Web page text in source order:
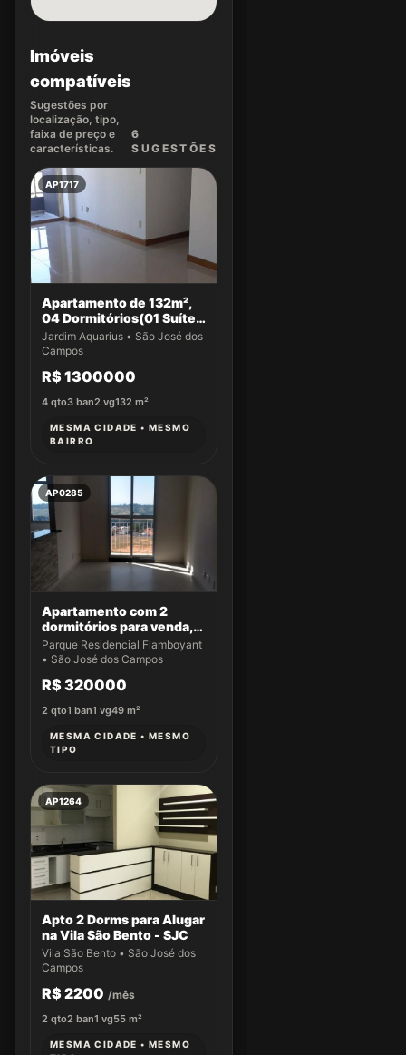
Imóveis
compatíveis
Sugestões por
localização, tipo,
faixa de preço e
características.
6
SUGEST ÕES
AP1717
Apartamento de 132m²,
04 Dormitórios(01 Suíte)
a venda no Jardim
Aquarius
Jardim Aquarius • São José dos
Campos
R$ 1300000
4 qto3 ban2 vg132 m²
MESMA CIDADE • MESMO
BAIRRO
AP0285
Apartamento com 2
dormitórios para venda,
49 m² por R$ 320.000,00
- Parque Residencial
dos Campos/SP
Parque Residencial Flamboyant
• São José dos Campos
R$ 320000
2 qto1 ban1 vg49 m²
MESMA CIDADE • MESMO
TIPO
AP1264
Apto 2 Dorms para Alugar
na Vila São Bento - SJC
Vila São Bento • São José dos
Campos
R$ 2200 /mês
2 qto2 ban1 vg55 m²
MESMA CIDADE • MESMO